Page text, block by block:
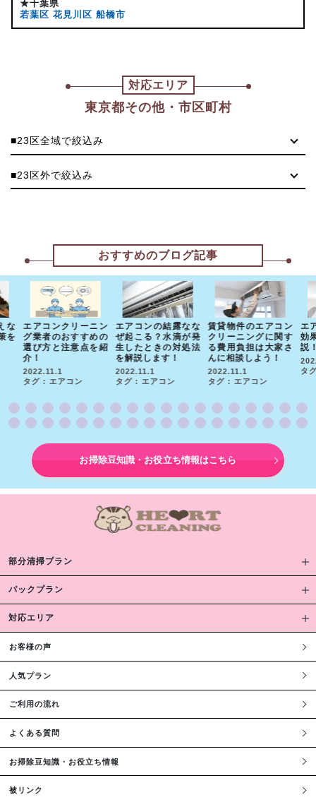
★千葉県
若葉区 花見川区 船橋市
対応エリア
東京都その他・市区町村
■23区全域で絞込み
■23区外で絞込み
おすすめのブログ記事
な
を
エアコンクリーニン
グ業者のおすすめの
選び方と注意点を紹
介！
2022.11.1
タグ : エアコン
エアコンの結露なな
ぜ起こる？水滴が発
生したときの対処法
を解説します！
2022.11.1
タグ : エアコン
賃貸物件のエアコン
クリーニングに関す
る費用負担は大家さ
んに相談しよう！
2022.11.1
タグ : エアコン
エ
効
説
タ
お掃除豆知識・お役立ち情報はこちら
部分清掃プラン
パックプラン
対応エリア
お客様の声
人気プラン
ご利用の流れ
よくある質問
お掃除豆知識・お役立ち情報
被リンク